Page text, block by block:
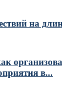
на
в...